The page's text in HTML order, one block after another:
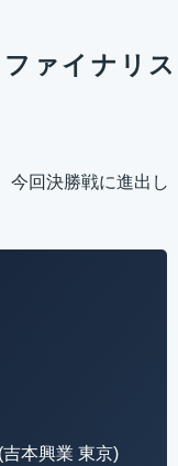
ァイナリス
今回決勝戦に進出し
本興業 東京)